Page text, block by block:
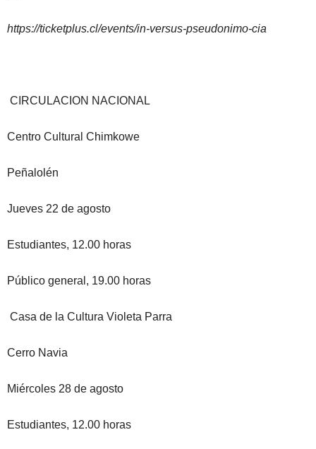
https://ticketplus.cl/events/in-versus-pseudonimo-cia
CIRCULACION NACIONAL
Centro Cultural Chimkowe
Peñalolén
Jueves 22 de agosto
Estudiantes, 12.00 horas
Público general, 19.00 horas
Casa de la Cultura Violeta Parra
Cerro Navia
Miércoles 28 de agosto
Estudiantes, 12.00 horas